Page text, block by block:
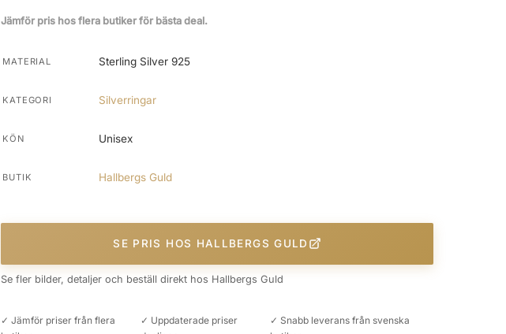
Jämför pris hos flera butiker för bästa deal.
MATERIAL Sterling Silver 925
KATEGORI Silverringar
KÖN Unisex
BUTIK Hallbergs Guld
SE PRIS HOS HALLBERGS GULD
Se fler bilder, detaljer och beställ direkt hos Hallbergs Guld
✓ Jämför priser från flera
✓ Uppdaterade priser
✓ Snabb leverans från svenska